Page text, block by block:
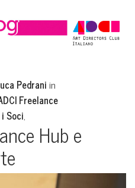
Pedrani in
Freelance
Soci,
Hub e